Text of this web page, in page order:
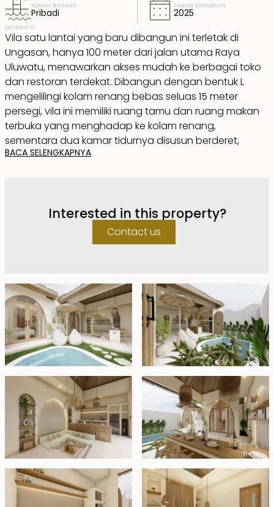
KOLAM RENANG
Pribadi
TAHUN DIBANGUN
2025
DESKRIPSI
Vila satu lantai yang baru dibangun ini terletak di
Ungasan, hanya 100 meter dari jalan utama Raya
Uluwatu, menawarkan akses mudah ke berbagai toko
dan restoran terdekat. Dibangun dengan bentuk L
mengelilingi kolam renang bebas seluas 15 meter
persegi, vila ini memiliki ruang tamu dan ruang makan
terbuka yang menghadap ke kolam renang,
sementara dua kamar tidurnya disusun berderet,
dengan kamar tidur utama menghadap ke kolam
lengkap, vila ini tersedia untuk disewa hingga 17 Mei
2053, dengan opsi perpanjangan sesuai harga pasar.
Ini adalah penawaran langka—vila yang ringkas dan
BACA SELENGKAPNYA
Interested in this property?
Contact us